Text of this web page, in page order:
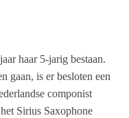
haar 5-jarig bestaan.
gaan, is er besloten een
componist
Sirius Saxophone